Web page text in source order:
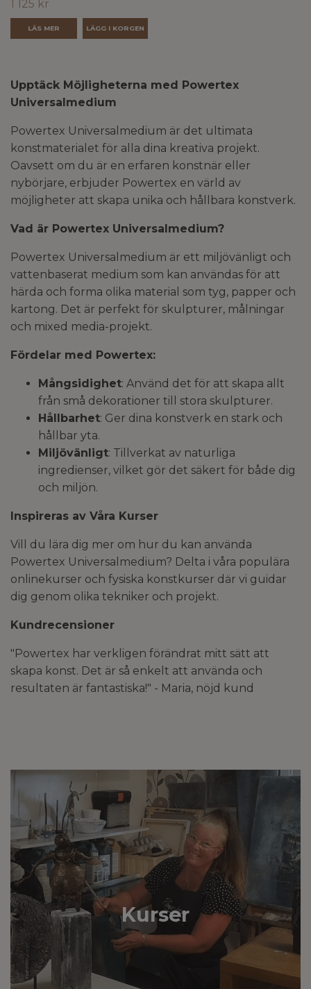
Kurser
1 125 kr
LÄS MER
Upptäck Möjligheterna med Powertex
Universalmedium
Powertex Universalmedium är det ultimata
konstmaterialet för alla dina kreativa projekt.
Oavsett om du är en erfaren konstnär eller
nybörjare, erbjuder Powertex en värld av
möjligheter att skapa unika och hållbara konstverk.
Vad är Powertex Universalmedium?
Powertex Universalmedium är ett miljövänligt och
vattenbaserat medium som kan användas för att
härda och forma olika material som tyg, papper och
kartong. Det är perfekt för skulpturer, målningar
och mixed media-projekt.
Fördelar med Powertex:
Mångsidighet: Använd det för att skapa allt
från små dekorationer till stora skulpturer.
Hållbarhet: Ger dina konstverk en stark och
hållbar yta.
Miljövänligt: Tillverkat av naturliga
ingredienser, vilket gör det säkert för både dig
och miljön.
Inspireras av Våra Kurser
Vill du lära dig mer om hur du kan använda
Powertex Universalmedium? Delta i våra populära
onlinekurser och fysiska konstkurser där vi guidar
dig genom olika tekniker och projekt.
Kundrecensioner
"Powertex har verkligen förändrat mitt sätt att
skapa konst. Det är så enkelt att använda och
resultaten är fantastiska!" - Maria, nöjd kund